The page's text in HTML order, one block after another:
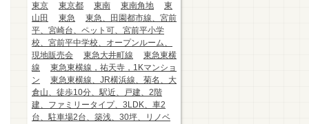
東京
東京都 東南 東南角地
東
山田
東急
東急、田園都市線、宮前
平、宮崎台、ペット可、宮前平小学
校、宮前平中学校、オープンルーム、
現地販売会
東急大井町線
東急東横
線
東急東横線，祐天寺，1Kマンショ
ン
東急東横線、JR横浜線、菊名、大
倉山、徒歩10分、駅近、戸建、2階
建、ファミリータイプ、3LDK、車2
台、駐車場2台、築浅、30坪、リノベ